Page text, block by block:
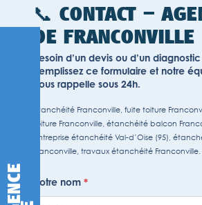
📞 CONTACT –
DE FRANCONVILLE
Besoin d’un devis ou d’un diagnostic
Remplissez ce formulaire et notre
vous rappelle sous 24h.
étanchéité Franconville, fuite toiture
toiture Franconville, étanchéité balcon
entreprise étanchéité Val-d’Oise (95),
Franconville, travaux étanchéité Franconville.
Votre nom *